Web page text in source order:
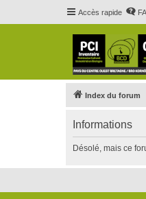
Accès rapide
Index du forum
Informations
Désolé, mais ce